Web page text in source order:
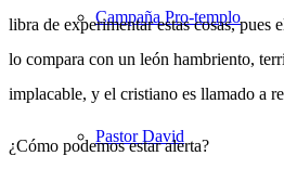
Campaña Pro-templo
Pastor David
libra de experimentar estas cosas, pues
lo compara con un león hambriento,
implacable, y el cristiano es llamado a
¿Cómo podemos estar alerta?